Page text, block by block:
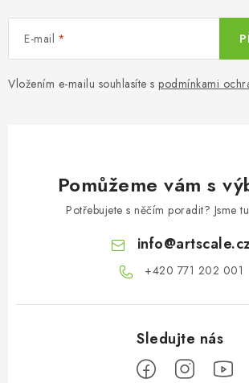
E-mail
Vložením e-mailu souhlasíte s podmínkami
Pomůžeme vám s
Potřebujete s něčím poradit? Jsme
info@
+420 771 202 001​